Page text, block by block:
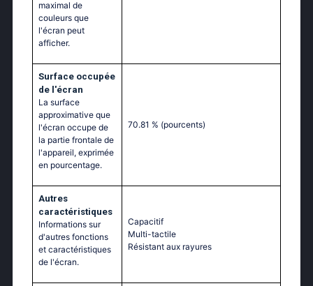
maximal de
couleurs que
l'écran peut
afficher.
Surface occupée
de l'écran
La surface
approximative que
l'écran occupe de
la partie frontale de
l'appareil, exprimée
en pourcentage.
70.81 % (pourcents)
Autres
caractéristiques
Informations sur
d'autres fonctions
et caractéristiques
de l'écran.
Capacitif
Multi-tactile
Résistant aux rayures